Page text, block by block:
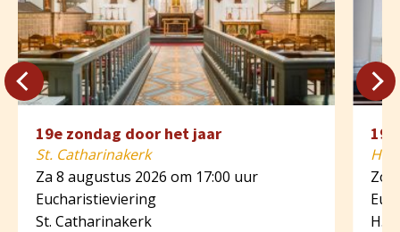
19e zondag door het jaar
St. Catharinakerk
Za 8 augustus 2026 om 17:00 uur
Eucharistieviering
St. Catharinakerk
H.
Zo
H.